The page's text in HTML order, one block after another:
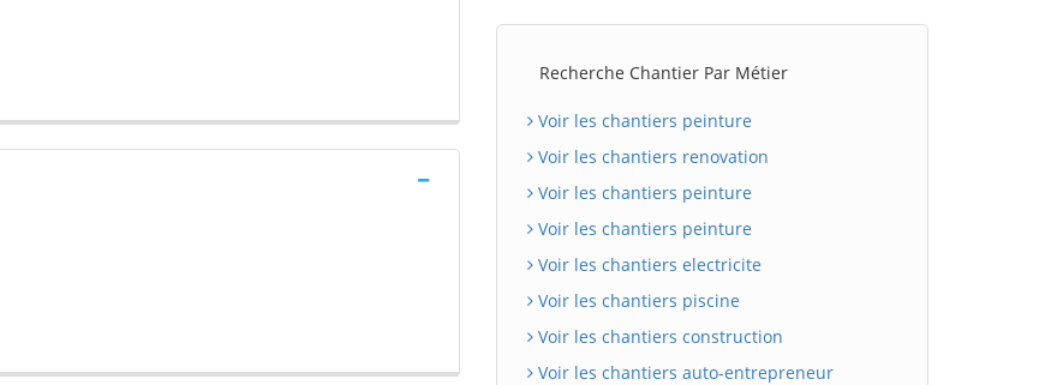
Recherche Chantier Par Métier
Voir les chantiers peinture
Voir les chantiers renovation
Voir les chantiers peinture
Voir les chantiers peinture
Voir les chantiers electricite
Voir les chantiers piscine
Voir les chantiers construction
Voir les chantiers auto-entrepreneur